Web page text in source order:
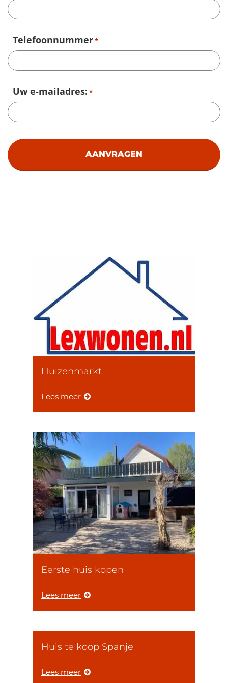
Telefoonnummer*
Uw e-mailadres: *
Huizenmarkt
Lees meer
Eerste huis kopen
Lees meer
Huis te koop Spanje
Lees meer